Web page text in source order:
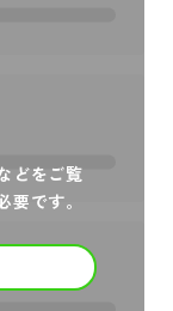
どをご覧
要です。